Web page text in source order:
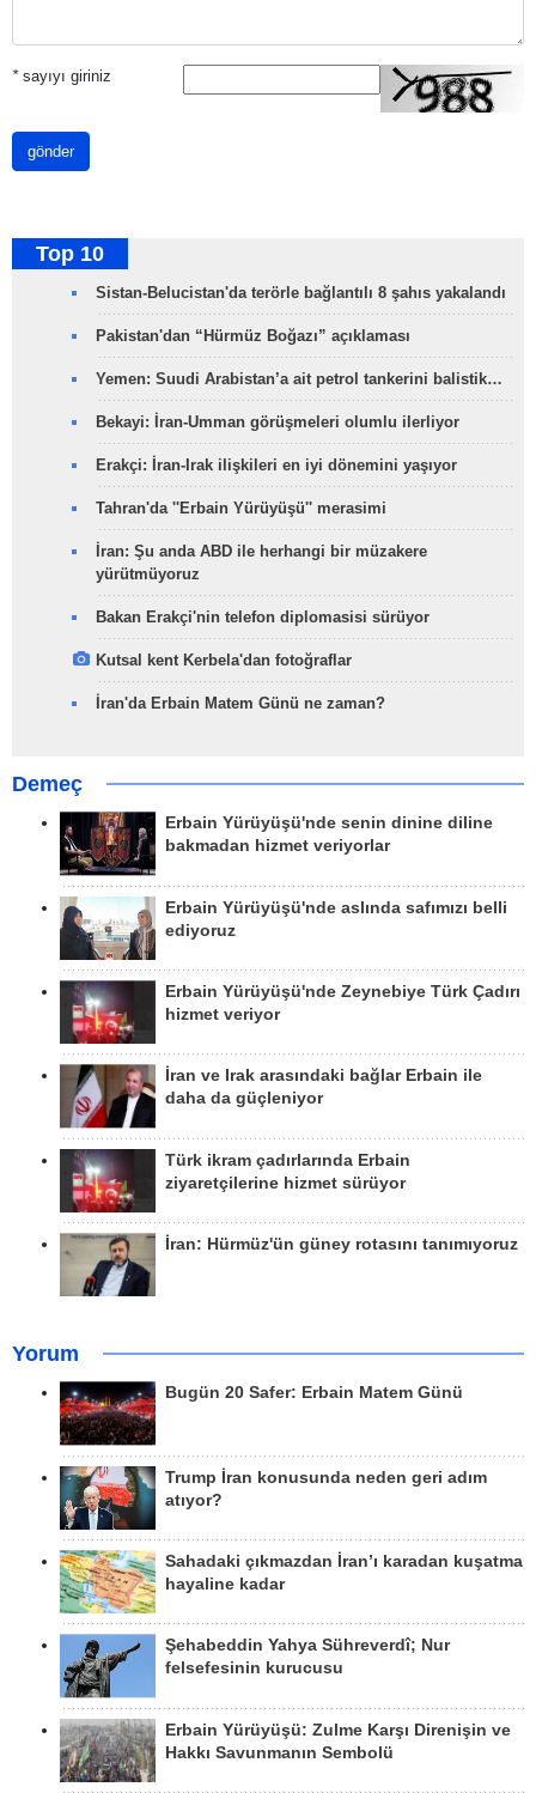
*sayıyı giriniz
gönder
Top 10
Sistan-Belucistan'da terörle bağlantılı 8 şahıs yakalandı
Pakistan'dan “Hürmüz Boğazı” açıklaması
Yemen: Suudi Arabistan’a ait petrol tankerini balistik…
Bekayi: İran-Umman görüşmeleri olumlu ilerliyor
Erakçi: İran-Irak ilişkileri en iyi dönemini yaşıyor
Tahran'da ''Erbain Yürüyüşü'' merasimi
İran: Şu anda ABD ile herhangi bir müzakere
yürütmüyoruz
Bakan Erakçi'nin telefon diplomasisi sürüyor
Kutsal kent Kerbela'dan fotoğraflar
İran'da Erbain Matem Günü ne zaman?
Demeç
Erbain Yürüyüşü'nde senin dinine diline
bakmadan hizmet veriyorlar
Erbain Yürüyüşü'nde aslında safımızı belli
ediyoruz
Erbain Yürüyüşü'nde Zeynebiye Türk Çadırı
hizmet veriyor
İran ve Irak arasındaki bağlar Erbain ile
daha da güçleniyor
Türk ikram çadırlarında Erbain
ziyaretçilerine hizmet sürüyor
İran: Hürmüz'ün güney rotasını tanımıyoruz
Yorum
Bugün 20 Safer: Erbain Matem Günü
Trump İran konusunda neden geri adım
atıyor?
Sahadaki çıkmazdan İran’ı karadan kuşatma
hayaline kadar
Şehabeddin Yahya Sühreverdî; Nur
felsefesinin kurucusu
Erbain Yürüyüşü: Zulme Karşı Direnişin ve
Hakkı Savunmanın Sembolü